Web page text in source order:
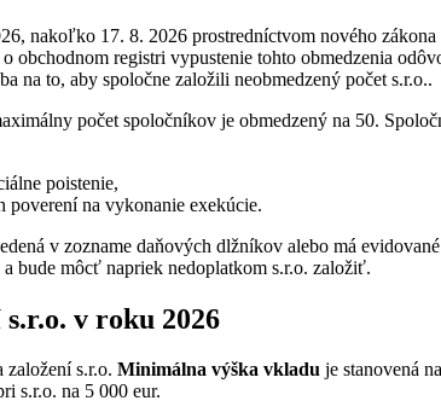
nakoľko 17. 8. 2026 prostredníctvom nového
obchodnom registri vypustenie tohto obmedzenia
na to, aby spoločne založili neobmedzený počet s.r.o..
počet spoločníkov je obmedzený na 50.
poistenie,
na vykonanie exekúcie.
v zozname daňových dlžníkov alebo má
bude môcť napriek nedoplatkom s.r.o. založiť.
v roku 2026
s.r.o. Minimálna výška vkladu je stanovená na
s.r.o. na 5 000 eur.